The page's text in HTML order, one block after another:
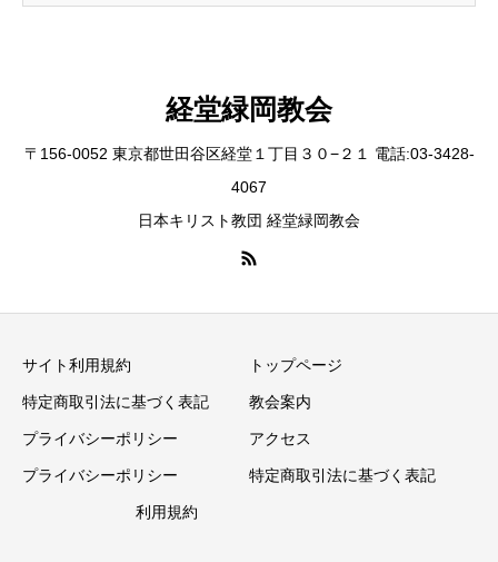
経堂緑岡教会
〒156-0052 東京都世田谷区経堂１丁目３０−２１ 電話:03-3428-
4067
日本キリスト教団 経堂緑岡教会
サイト利用規約 トップページ
特定商取引法に基づく表記 教会案内
プライバシーポリシー アクセス
プライバシーポリシー 特定商取引法に基づく表記
利用規約